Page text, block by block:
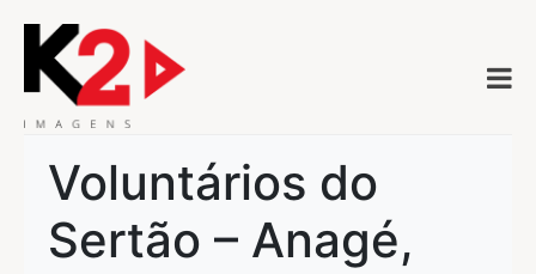
Voluntários do
Sertão – Anagé,